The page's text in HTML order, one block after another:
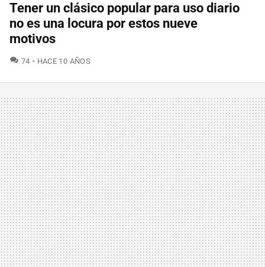
Tener un clásico popular para uso diario
no es una locura por estos nueve
motivos
74 COMENTARIOS
HACE 10 AÑOS